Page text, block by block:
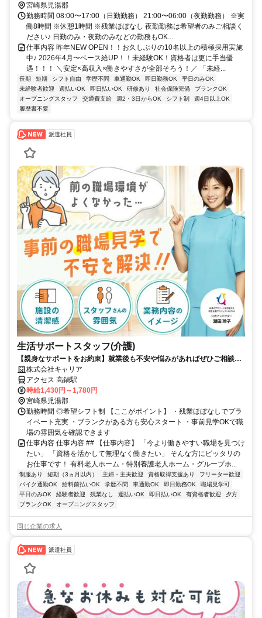
宮崎県児湯郡
勤務時間 08:00〜17:00（日勤勤務） 21:00〜06:00（夜勤勤務） ※実
働8時間 ※休憩1時間 ※残業ほぼなし 夜勤勤務は希望者のみご相談く
ださい♪ 日勤のみ・夜勤のみなどの勤務もOK...
仕事内容 昨年NEW OPEN！！お久しぶりの10名以上の積極採用実施
中♪ 2026年4月〜ベース給UP！！未経験OK！資格者は更に手当優
遇！！！ ＼安定×高収入×働きやすさが全部そろう！／ 「未経...
長期 短期 シフト自由 学歴不問 車通勤OK 即日勤務OK
平日のみOK
未経験者歓迎
週払いOK 即日払いOK 研修あり 社会保険完備
ブランクOK
オープニングスタッフ
交通費支給 週2・3日からOK シフト制
週4日以上OK
履歴書不要
派遣社員
生活サポートスタッフ(介護)
【親身なサポートをお約束】就業後も不安や悩みがあればぜひご相談く
ださい！★自由なライフスタイル◎残業なし
株式会社キャリア
アクセス 高鍋駅
時給1,430円～1,780円
宮崎県児湯郡
勤務時間 ◎希望シフト制 【ここがポイント】 ・残業ほぼなしでプラ
イベート充実 ・ブランクがある方も安心スタート ・事前見学OKで職
場の雰囲気を確認できます
仕事内容 仕事内容 ## 【仕事内容】 「今より働きやすい職場を見つけ
たい」 「資格を活かして無理なく働きたい」 そんな方にピッタリの
お仕事です！ 有料老人ホーム・特別養護老人ホーム・グループホ...
制服あり 短期（3ヵ月以内） 主婦・主夫歓迎 資格取得支援あり
フリーター歓迎
バイク通勤OK
給料前払いOK 学歴不問 車通勤OK 即日勤務OK
職場見学可
平日のみOK
経験者歓迎 残業なし 週払いOK 即日払いOK 有資格者歓迎
夕方
ブランクOK
オープニングスタッフ
同じ企業の求人
派遣社員